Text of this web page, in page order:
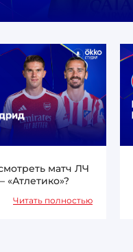
матч ЛЧ
«Атлетико»?
Читать полностью